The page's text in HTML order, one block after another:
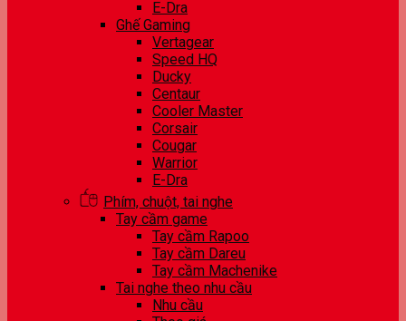
E-Dra
Ghế Gaming
Vertagear
Speed HQ
Ducky
Centaur
Cooler Master
Corsair
Cougar
Warrior
E-Dra
Phím, chuột, tai nghe
Tay cầm game
Tay cầm Rapoo
Tay cầm Dareu
Tay cầm Machenike
Tai nghe theo nhu cầu
Nhu cầu